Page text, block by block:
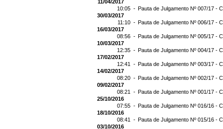
11/04/2017
10:05 - Pauta de Julgamento Nº 007/17 -
30/03/2017
11:10 - Pauta de Julgamento Nº 006/17 -
16/03/2017
08:56 - Pauta de Julgamento Nº 005/17 -
10/03/2017
12:35 - Pauta de Julgamento Nº 004/17 -
17/02/2017
12:41 - Pauta de Julgamento Nº 003/17 -
14/02/2017
08:20 - Pauta de Julgamento Nº 002/17 -
09/02/2017
08:21 - Pauta de Julgamento Nº 001/17 -
25/10/2016
07:55 - Pauta de Julgamento Nº 016/16 -
18/10/2016
08:41 - Pauta de Julgamento Nº 015/16 -
03/10/2016